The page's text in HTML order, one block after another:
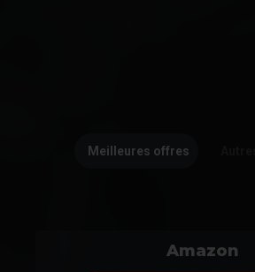
Meilleures offres
Amazon